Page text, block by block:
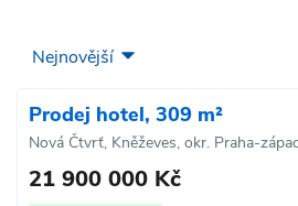
Prodej hotel, 309 m²
Nová Čtvrť, Kněževes, okr. Praha-
21 900 000 Kč